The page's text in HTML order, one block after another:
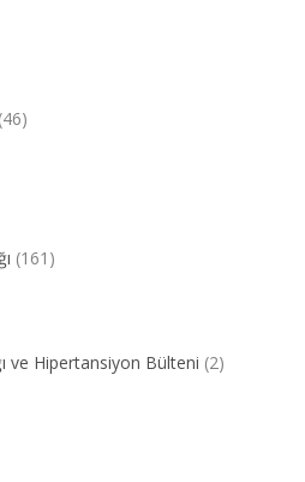
(46)
(161)
ve Hipertansiyon Bülteni (2)